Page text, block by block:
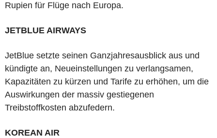
Rupien für Flüge nach Europa.
JETBLUE AIRWAYS
JetBlue setzte seinen Ganzjahresausblick aus und
kündigte an, Neueinstellungen zu verlangsamen,
Kapazitäten zu kürzen und Tarife zu erhöhen, um die
Auswirkungen der massiv gestiegenen
Treibstoffkosten abzufedern.
KOREAN AIR